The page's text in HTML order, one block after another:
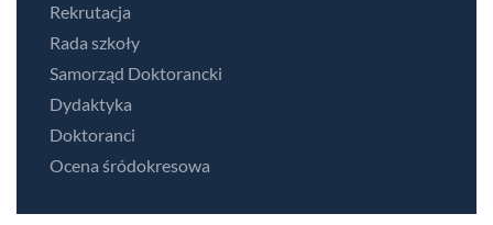
Rekrutacja
Rada szkoły
Samorząd Doktorancki
Dydaktyka
Doktoranci
Ocena śródokresowa